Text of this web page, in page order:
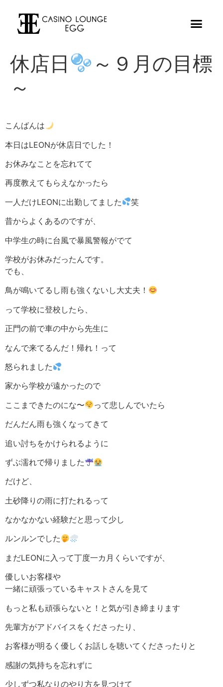
休店日
～９月の目標
～
こんばんは
本日はLEONが休店日でした！
お休みなことを忘れてて
再度教えてもらえなかったら
一人だけLEONに出勤してました
笑
昔からよくあるのですが、
中学生の時に台風で暴風警報がでて
学校がお休みだったんです。
でも、
鳥が鳴いてるし雨も強くないし大丈夫！
って学校に登校したら、
正門の前で車の中から先生に
なんで来てるんだ！帰れ！って
怒られました
家から学校が遠かったので
ここまできたのにな〜
って悲しんでいたら
だんだん雨も強くなってきて
追い討ちをかけられるように
ずぶ濡れで帰りました
だけど、
土砂降りの雨に打たれるって
なかなかない経験だと思って少し
ルンルンでした
まだLEONに入って丁度一カ月くらいですが、
優しいお客様や
一緒に頑張っているキャストさんを見て
もっと私も頑張らないと！と気が引き締まります
先輩方がアドバイスをくださったり、
お客様が明るく優しくお話しを聴いてくださったりと
感謝の気持ちを忘れずに
少しずつ私なりのやり方を見つけて